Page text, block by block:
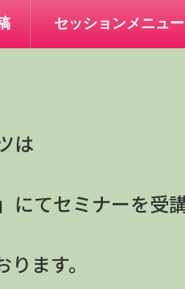
セッションメニュー
は
にてセミナーを受
ます。